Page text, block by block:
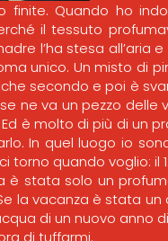
finite. Quando ho
il tessuto
l’ha stesa all’aria
unico. Un misto di
secondo e poi è
ne va un pezzo delle
è molto di più di un
In quel luogo io
torno quando voglio: il
è stata solo un
la vacanza è stata
di un nuovo anno
di tuffarmi.